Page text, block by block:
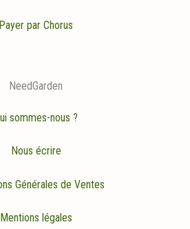
Payer par Chorus
NeedGarden
sommes-nous ?
Nous écrire
Générales de Ventes
Mentions légales